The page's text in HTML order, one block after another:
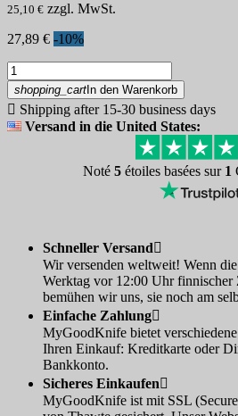
25,10 € zzgl. MwSt.
27,89 € -10%
shopping_cart In den Warenkorb
 Shipping after 15-30 business days
Versand in die United States:
Noté 5 étoiles basées sur 1
Schneller Versand
Wir versenden weltweit! Wenn
Werktag vor 12:00 Uhr finnischer
bemühen wir uns, sie noch am
Einfache Zahlung
MyGoodKnife bietet
Ihren Einkauf: Kreditkarte oder
Bankkonto.
Sicheres Einkaufen
MyGoodKnife ist mit SSL